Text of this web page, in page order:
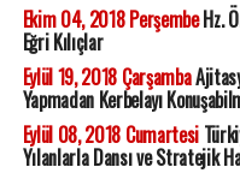
Ekim 04, 2018 PerşembeHz.
Eğri Kılıçlar
Eylül 19, 2018 Çarşamba
Yapmadan Kerbelayı
Eylül 08, 2018 Cumartesi
Yılanlarla Dansı ve Stratejik